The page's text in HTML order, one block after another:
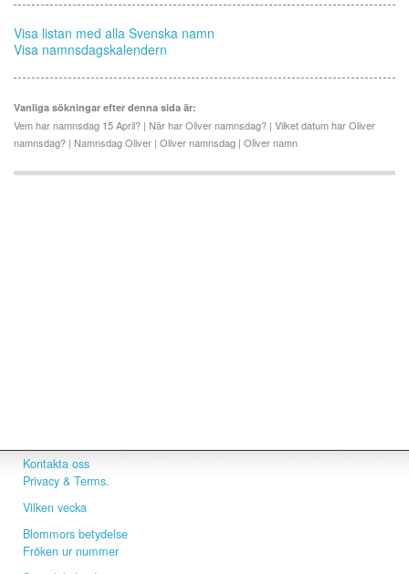
Visa listan med alla Svenska namn
Visa namnsdagskalendern
Vanliga sökningar efter denna sida är:
Vem har namnsdag 15 April? | När har Oliver namnsdag? | Vilket datum har Oliver
namnsdag? | Namnsdag Oliver | Oliver namnsdag | Oliver namn
Kontakta oss
Privacy & Terms.
Vilken vecka
Blommors betydelse
Fröken ur nummer